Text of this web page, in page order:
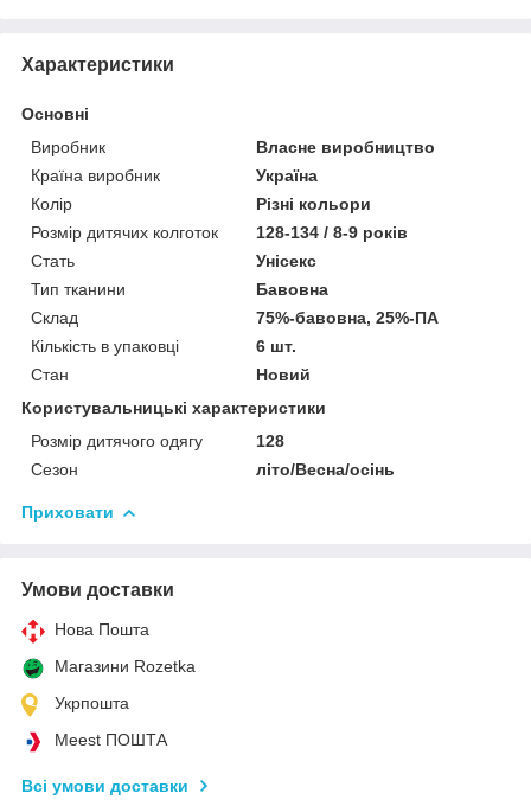
Характеристики
Основні
Виробник
Власне виробництво
Країна виробник
Україна
Колір
Різні кольори
Розмір дитячих колготок
128-134 / 8-9 років
Стать
Унісекс
Тип тканини
Бавовна
Склад
75%-бавовна, 25%-ПА
Кількість в упаковці
6 шт.
Стан
Новий
Користувальницькі характеристики
Розмір дитячого одягу
128
Сезон
літо/Весна/осінь
Приховати
Умови доставки
Нова Пошта
Магазини Rozetka
Укрпошта
Meest ПОШТА
Всі умови доставки